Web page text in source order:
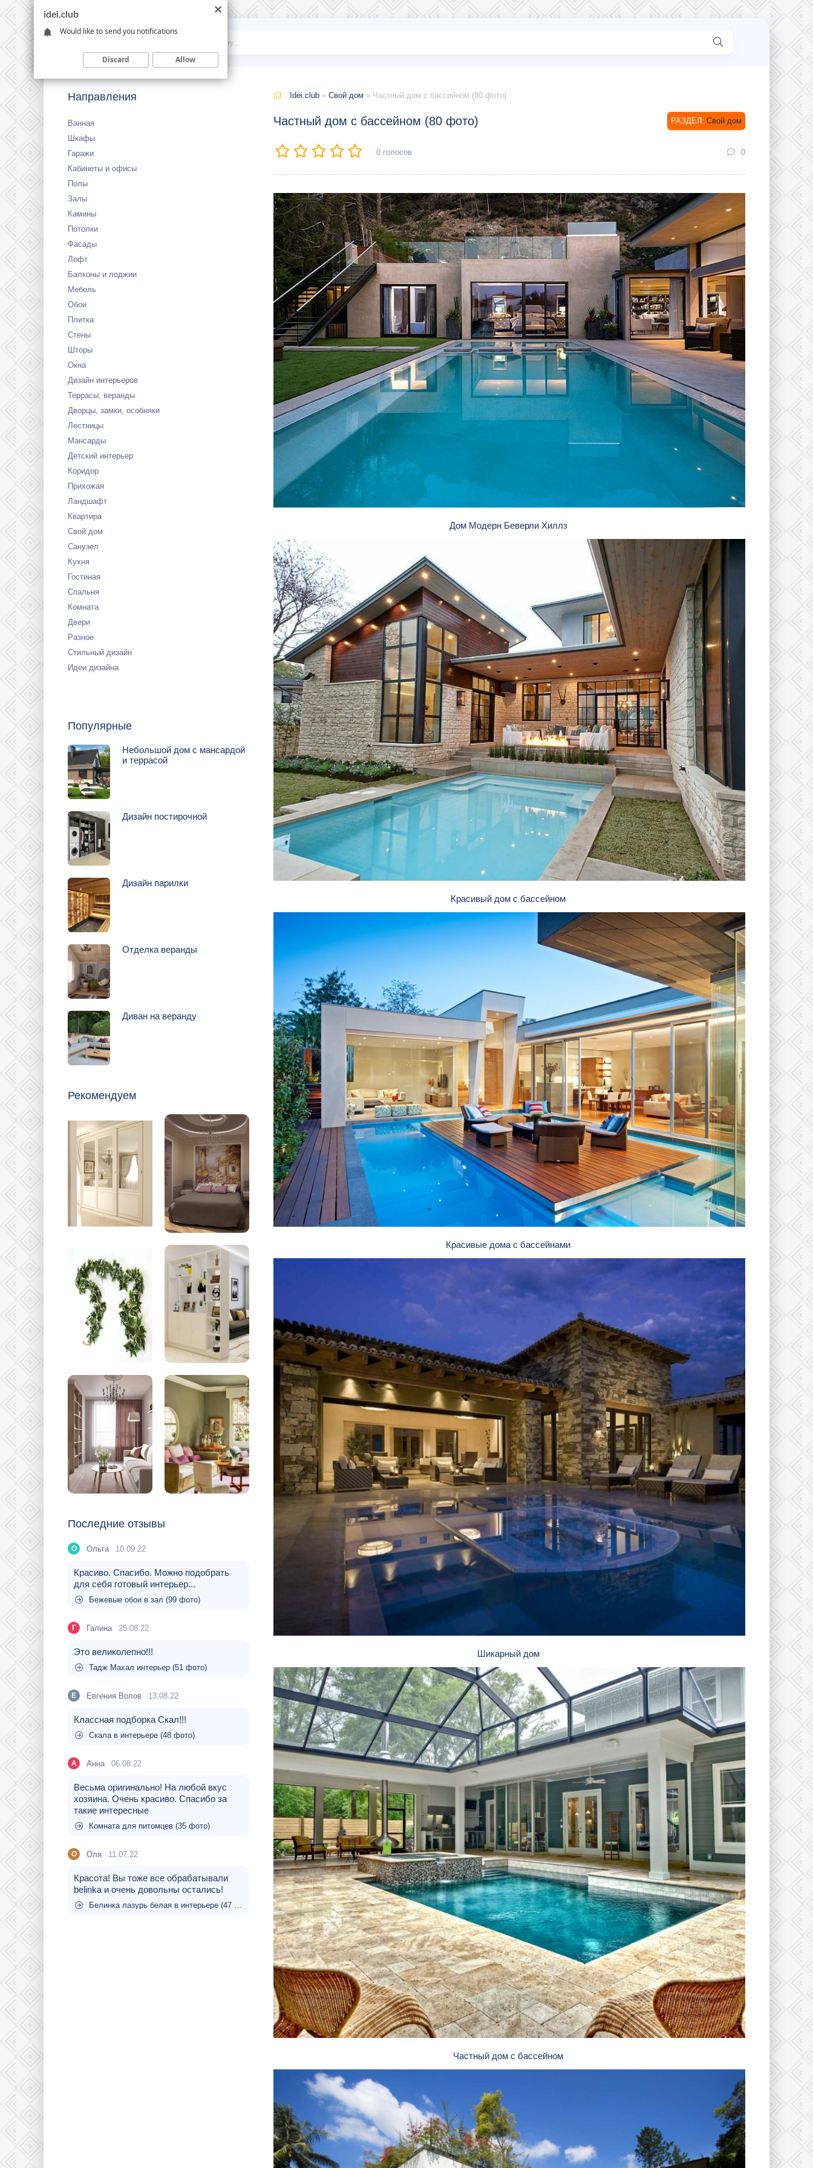
Idei
Направления
Ванная
Шкафы
Гаражи
Кабинеты и офисы
Полы
Залы
Камины
Потолки
Фасады
Лофт
Балконы и лоджии
Мебель
Обои
Плитка
Стены
Шторы
Окна
Дизайн интерьеров
Террасы, веранды
Дворцы, замки, особняки
Лестницы
Мансарды
Детский интерьер
Коридор
Прихожая
Ландшафт
Квартира
Свой дом
Санузел
Кухня
Гостиная
Спальня
Комната
Двери
Разное
Стильный дизайн
Идеи дизайна
Популярные
Небольшой дом с мансардой
и террасой
Дизайн постирочной
Дизайн парилки
Отделка веранды
Диван на веранду
Рекомендуем
Последние отзывы
О Ольга 10.09.22
Красиво. Спасибо. Можно подобрать
для себя готовый интерьер...
Бежевые обои в зал (99 фото)
Г Галина 25.08.22
Это великолепно!!!
Тадж Махал интерьер (51 фото)
Е Евгения Волов 13.08.22
Классная подборка Скал!!!
Скала в интерьере (48 фото)
A Aнна 06.08.22
Весьма оригинально! На любой вкус
хозяина. Очень красиво. Спасибо за
такие интересные
Комната для питомцев (35 фото)
О Оля 11.07.22
Красота! Вы тоже все обрабатывали
belinka и очень довольны остались!
Белинка лазурь белая в интерьере (47 фото)
Idei.club » Свой дом » Частный дом с бассейном (80 фото)
Частный дом с бассейном (80 фото) Свой дом
0 голосов 0
Дом Модерн Беверли Хиллз
Красивый дом с бассейном
Красивые дома с бассейнами
Шикарный дом
Частный дом с бассейном
idei.club
Would like to send you notifications
Discard Allow